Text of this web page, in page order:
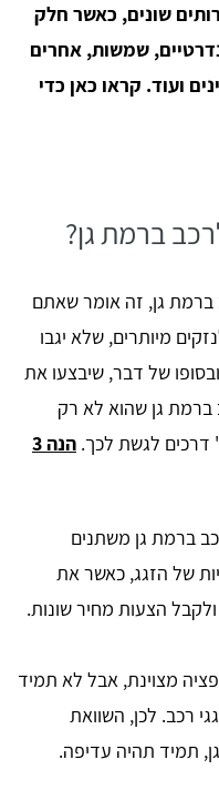
שונים, כאשר חלק
שמשות, אחרים
ועוד. קראו כאן כדי
ברמת גן?
גן, זה אומר שאתם
מיותרים, שלא יגבו
של דבר, שיבצעו את
ברמת גן שהוא לא רק
דרכים לגשת לכך.
הנה 3
ברמת גן משתנים
של הזגג, כאשר את
הצעות מחיר שונות.
מצוינת, אבל לא תמיד
רכב. לכן, השוואת
תמיד תהיה עדיפה.